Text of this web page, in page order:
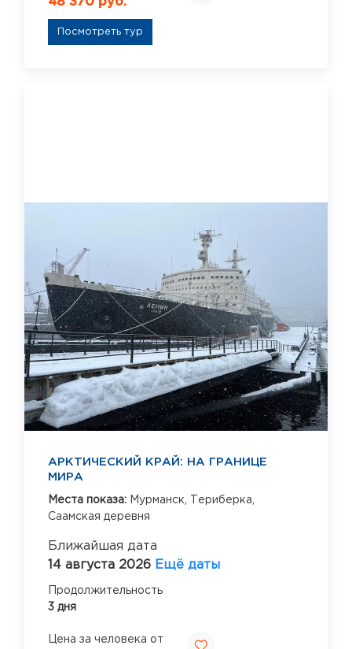
Посмотреть тур
АРКТИЧЕСКИЙ КРАЙ: НА ГРАНИЦЕ
МИРА
Места показа: Мурманск,
Териберка,
Саамская деревня
Ближайшая дата
14 августа 2026 Ещё даты
Продолжительность
3 дня
Цена за человека от